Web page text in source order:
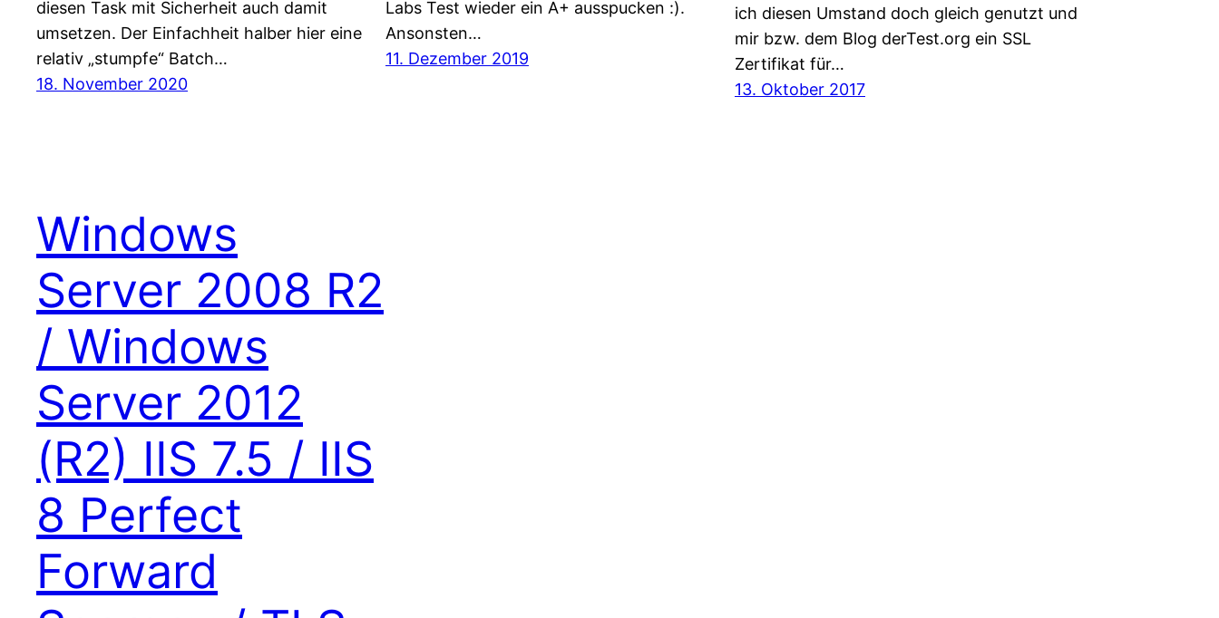
diesen Task mit Sicherheit auch damit
umsetzen. Der Einfachheit halber hier eine
relativ „stumpfe“ Batch…
18. November 2020
Labs Test wieder ein A+ ausspucken :).
Ansonsten…
11. Dezember 2019
ich diesen Umstand doch gleich genutzt und
mir bzw. dem Blog derTest.org ein SSL
Zertifikat für…
13. Oktober 2017
Windows
Server 2008 R2
/ Windows
Server 2012
(R2) IIS 7.5 / IIS
8 Perfect
Forward